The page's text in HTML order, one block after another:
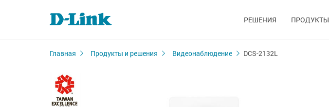
РЕШЕНИЯ ПРОДУКТЫ
Главная Продукты и решения Видеонаблюдение DCS-2132L